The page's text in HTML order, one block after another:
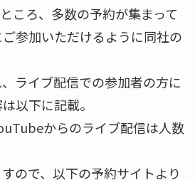
ころ、多数の予約が集まって
参加いただけるように同社の
ライブ配信での参加者の方に
以下に記載。
からのライブ配信は人数
ので、以下の予約サイトより